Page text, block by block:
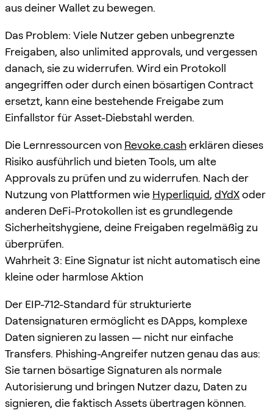
aus deiner Wallet zu bewegen.
Das Problem: Viele Nutzer geben unbegrenzte
Freigaben, also unlimited approvals, und vergessen
danach, sie zu widerrufen. Wird ein Protokoll
angegriffen oder durch einen bösartigen Contract
ersetzt, kann eine bestehende Freigabe zum
Einfallstor für Asset-Diebstahl werden.
Die Lernressourcen von Revoke.casherklären dieses
Risiko ausführlich und bieten Tools, um alte
Approvals zu prüfen und zu widerrufen. Nach der
Nutzung von Plattformen wie Hyperliquid, dYdXoder
anderen DeFi-Protokollen ist es grundlegende
Sicherheitshygiene, deine Freigaben regelmäßig zu
überprüfen.
Wahrheit 3: Eine Signatur ist nicht automatisch eine
kleine oder harmlose Aktion
Der EIP-712-Standard für strukturierte
Datensignaturen ermöglicht es DApps, komplexe
Daten signieren zu lassen — nicht nur einfache
Transfers. Phishing-Angreifer nutzen genau das aus:
Sie tarnen bösartige Signaturen als normale
Autorisierung und bringen Nutzer dazu, Daten zu
signieren, die faktisch Assets übertragen können.